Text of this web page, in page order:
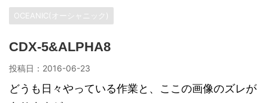
OCEANIC(オーシャニック)
CDX-5&ALPHA8
投稿日： 2016-06-23
どうも日々やっている作業と、ここの画像のズレが